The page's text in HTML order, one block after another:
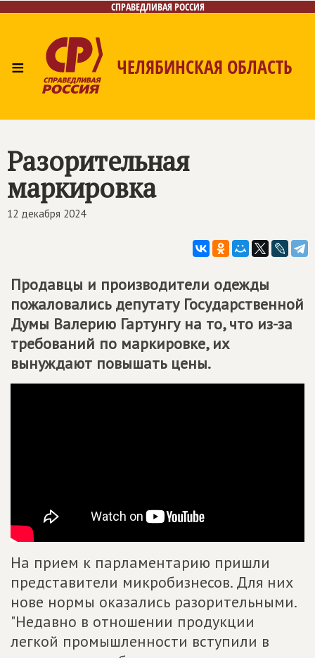
СПРАВЕДЛИВАЯ РОССИЯ
≡ ЧЕЛЯБИНСКАЯ ОБЛАСТЬ
Разорительная
маркировка
12 декабря 2024
Продавцы и производители одежды
пожаловались депутату Государственной
Думы Валерию Гартунгу на то, что из-за
требований по маркировке, их
вынуждают повышать цены.
На прием к парламентарию пришли
представители микробизнесов. Для них
нове нормы оказались разорительными.
"Недавно в отношении продукции
легкой промышленности вступили в